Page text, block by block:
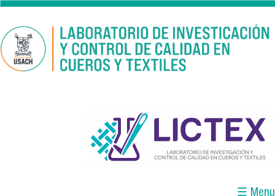
Pasar al contenido principal
logo_lictex_mesa_de_trabajo_1.png
☰ Menu